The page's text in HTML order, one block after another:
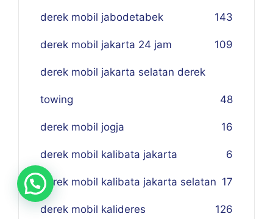
derek mobil jabodetabek 143
derek mobil jakarta 24 jam 109
derek mobil jakarta selatan derek
towing 48
derek mobil jogja 16
derek mobil kalibata jakarta 6
derek mobil kalibata jakarta selatan 17
derek mobil kalideres 126